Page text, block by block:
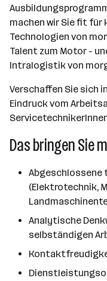
machen wir Sie fit für
Technologien von
Talent zum Motor -
Intralogistik von
Verschaffen Sie sich
Eindruck vom
Das bringen Sie
Abgeschlossene
(Elektrotechnik,
Analytische
selbständigen